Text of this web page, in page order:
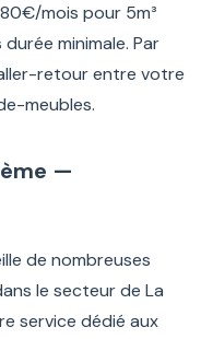
mois pour 5m³
minimale. Par
retour entre votre
meubles.
—
de nombreuses
le secteur de La
service dédié aux